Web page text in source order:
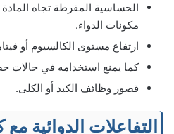
الحساسية المفرطة تجاه
مكونات الدواء.
ارتفاع مستوى الكالسيوم أو
كما يمنع استخدامه في حالات
قصور وظائف الكبد أو الكلى.
التفاعلات الدوائية